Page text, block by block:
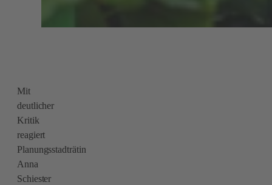
Mit
deutlicher
Kritik
reagiert
Planungsstadträtin
Anna
Schiester